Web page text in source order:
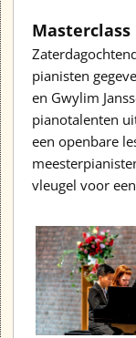
Masterclass
pianisten
en Gwylim
pianotalenten
een openbare
vleugel voor